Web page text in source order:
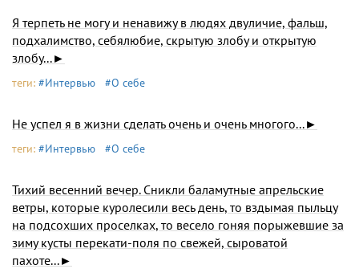
Я терпеть не могу и ненавижу в людях двуличие, фальш,
подхалимство, себялюбие, скрытую злобу и открытую
злобу...►
теги: #Интервью #О себе
Не успел я в жизни сделать очень и очень многого...►
теги: #Интервью #О себе
Тихий весенний вечер. Сникли баламутные апрельские
ветры, которые куролесили весь день, то вздымая пыльцу
на подсохших проселках, то весело гоняя порыжевшие за
зиму кусты перекати-поля по свежей, сыроватой
пахоте...►